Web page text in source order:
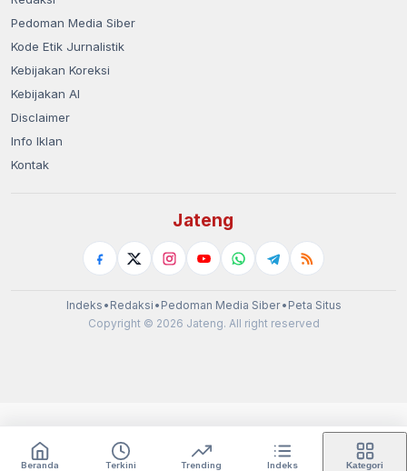
Beranda Terkini Trending Indeks Kategori
Pedoman Media Siber
Kode Etik Jurnalistik
Kebijakan Koreksi
Kebijakan AI
Disclaimer
Info Iklan
Kontak
Jateng
Indeks • Redaksi • Pedoman Media Siber• Peta Situs
Copyright © 2026 Jateng. All right reserved